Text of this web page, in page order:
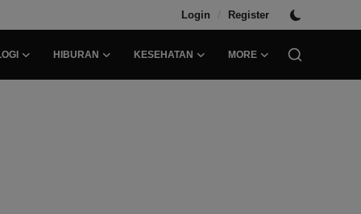
Login / Register
HIBURAN KESEHATAN MORE